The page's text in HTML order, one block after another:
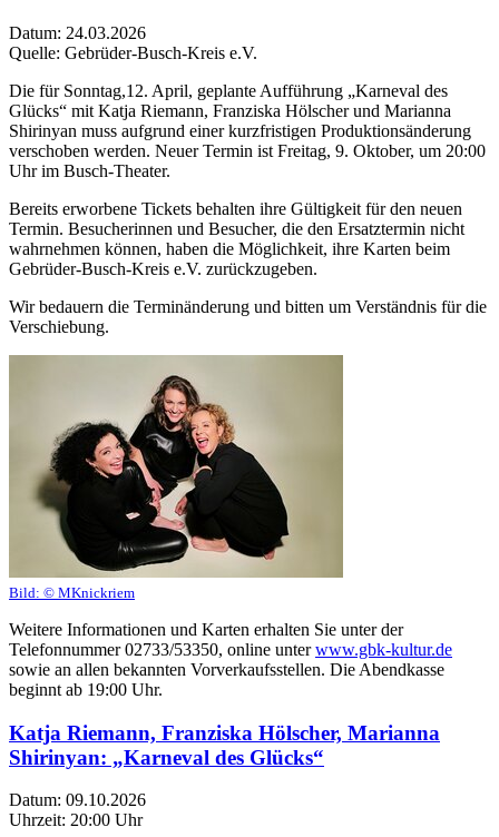
Datum: 24.03.2026
Quelle: Gebrüder-Busch-Kreis e.V.
Die für Sonntag,12. April, geplante Aufführung „Karneval des
Glücks“ mit Katja Riemann, Franziska Hölscher und Marianna
Shirinyan muss aufgrund einer kurzfristigen Produktionsänderung
verschoben werden. Neuer Termin ist Freitag, 9. Oktober, um 20:00
Uhr im Busch-Theater.
Bereits erworbene Tickets behalten ihre Gültigkeit für den neuen
Termin. Besucherinnen und Besucher, die den Ersatztermin nicht
wahrnehmen können, haben die Möglichkeit, ihre Karten beim
Gebrüder-Busch-Kreis e.V. zurückzugeben.
Wir bedauern die Terminänderung und bitten um Verständnis für die
Verschiebung.
Bild: © MKnickriem
Weitere Informationen und Karten erhalten Sie unter der
Telefonnummer 02733/53350, online unterwww.gbk-kultur.de
sowie an allen bekannten Vorverkaufsstellen. Die Abendkasse
beginnt ab 19:00 Uhr.
Katja Riemann, Franziska Hölscher, Marianna
Shirinyan: „Karneval des Glücks“
Datum: 09.10.2026
Uhrzeit: 20:00 Uhr